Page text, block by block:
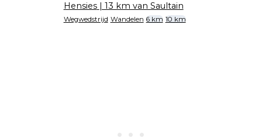
Hensies | 13 km van Saultain
Wegwedstrijd Wandelen 6 km 10 km